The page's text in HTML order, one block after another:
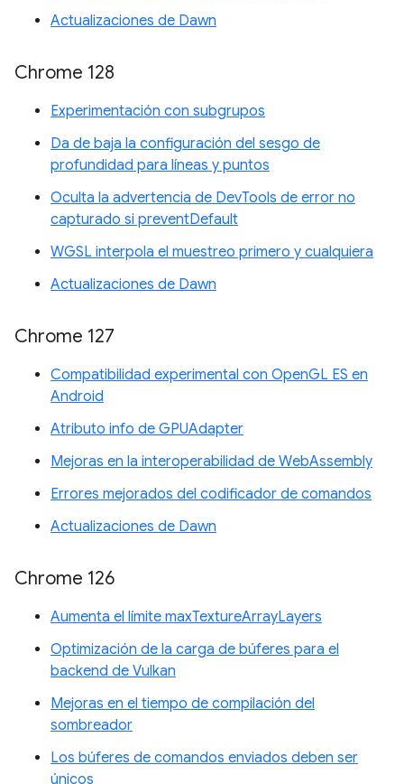
Actualizaciones de Dawn
Chrome 128
Experimentación con subgrupos
Da de baja la configuración del sesgo de
profundidad para líneas y puntos
Oculta la advertencia de DevTools de error no
capturado si preventDefault
WGSL interpola el muestreo primero y cualquiera
Actualizaciones de Dawn
Chrome 127
Compatibilidad experimental con OpenGL ES en
Android
Atributo info de GPUAdapter
Mejoras en la interoperabilidad de WebAssembly
Errores mejorados del codificador de comandos
Actualizaciones de Dawn
Chrome 126
Aumenta el límite maxTextureArrayLayers
Optimización de la carga de búferes para el
backend de Vulkan
Mejoras en el tiempo de compilación del
sombreador
Los búferes de comandos enviados deben ser
únicos